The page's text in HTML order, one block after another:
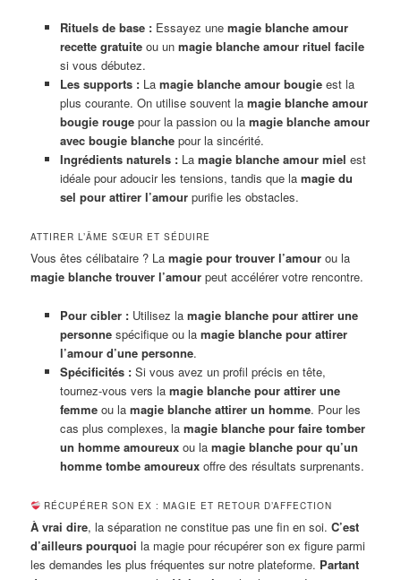
Rituels de base :Essayez une magie blanche amour
recette gratuiteou un magie blanche amour rituel facile
si vous débutez.
Les supports :La magie blanche amour bougieest la
plus courante. On utilise souvent la magie blanche amour
bougie rougepour la passion ou la magie blanche amour
avec bougie blanchepour la sincérité.
Ingrédients naturels :La magie blanche amour miel est
idéale pour adoucir les tensions, tandis que la magie du
sel pour attirer l’amourpurifie les obstacles.
ATTIRER L’ÂME SŒUR ET SÉDUIRE
Vous êtes célibataire ? Lamagie pour trouver l’amour ou la
magie blanche trouver l’amour peut accélérer votre rencontre.
Pour cibler :Utilisez la magie blanche pour attirer une
personnespécifique ou la magie blanche pour attirer
l’amour d’une personne.
Spécificités :Si vous avez un profil précis en tête,
tournez-vous vers la magie blanche pour attirer une
femmeou la magie blanche attirer un homme. Pour les
cas plus complexes, la magie blanche pour faire tomber
un homme amoureuxou la magie blanche pour qu’un
homme tombe amoureuxoffre des résultats surprenants.
RÉCUPÉRER SON EX : MAGIE ET RETOUR D’AFFECTION
À vrai dire, la séparation ne constitue pas une fin en soi.C’est
d’ailleurs pourquoi la magie pour récupérer son ex figure parmi
les demandes les plus fréquentes sur notre plateforme. Partant